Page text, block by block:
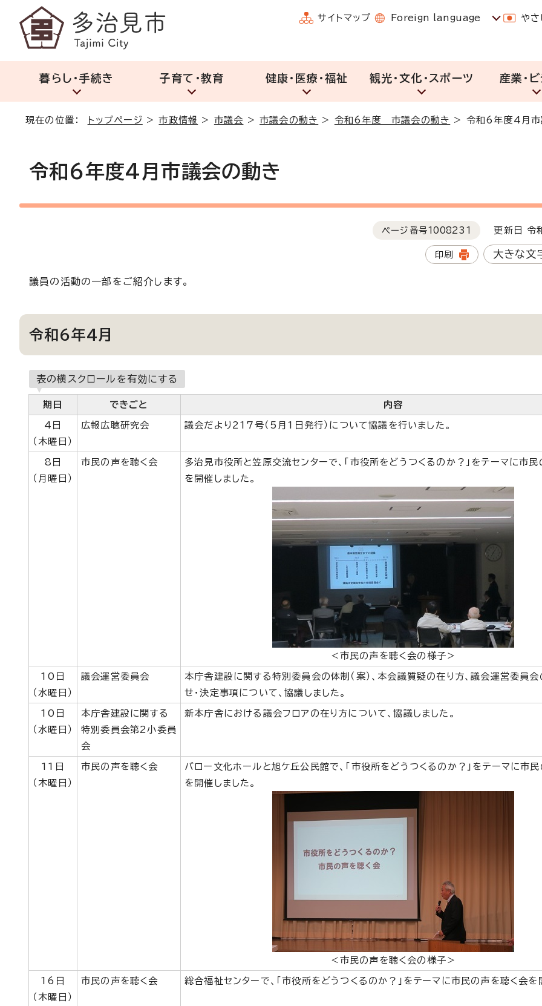
サイトマップ Foreign language やさ
暮らし・手続き 子育て・教育 健康・医療・福祉 観光・文化・スポーツ 産業・
現在の位置： トップページ >市政情報 > 市議会 >市議会の動き > 令和6年度 市議会の動き > 令和6年度4月市
令和6年度4月市議会の動き
ページ番号1008231 更新日 令
印刷 大きな文
議員の活動の一部をご紹介します。
令和6年4月
表の横スクロールを有効にする
期日 できごと 内容
4日
（木曜日）
広報広聴研究会 議会だより217号（5月1日発行）について協議を行いました。
8日
（月曜日）
市民の声を聴く会
多治見市役所と笠原交流センターで、「市役所をどうつくるのか？」をテーマに市
を開催しました。
＜市民の声を聴く会の様子＞
10日
（水曜日）
議会運営委員会
本庁舎建設に関する特別委員会の体制（案）、本会議質疑の在り方、議会運営委員会
せ・決定事項について、協議しました。
10日
（水曜日）
本庁舎建設に関する
特別委員会第2小委員
会
新本庁舎における議会フロアの在り方について、協議しました。
11日
（木曜日）
市民の声を聴く会
バロー文化ホールと旭ケ丘公民館で、「市役所をどうつくるのか？」をテーマに市
を開催しました。
＜市民の声を聴く会の様子＞
16日
（木曜日）
市民の声を聴く会 総合福祉センターで、「市役所をどうつくるのか？」をテーマに市民の声を聴く会を